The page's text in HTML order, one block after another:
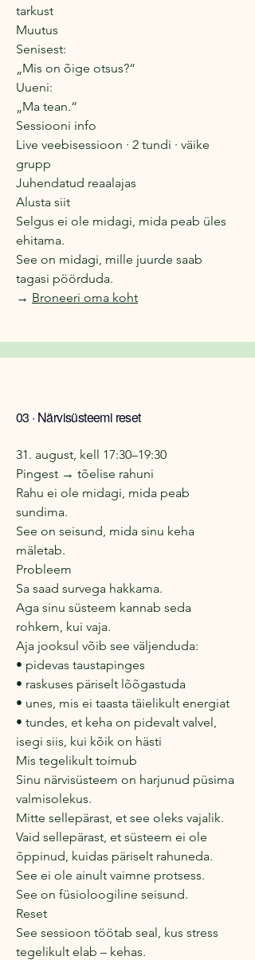
tarkust
Muutus
Senisest:
„Mis on õige otsus?“
Uueni:
„Ma tean.“
Sessiooni info
Live veebisessioon · 2 tundi · väike
grupp
Juhendatud reaalajas
Alusta siit
Selgus ei ole midagi, mida peab üles
ehitama.
See on midagi, mille juurde saab
tagasi pöörduda.
→ Broneeri oma koht
03 · Närvisüsteemi reset
31. august, kell 17:30–19:30
Pingest → tõelise rahuni
Rahu ei ole midagi, mida peab
sundima.
See on seisund, mida sinu keha
mäletab.
Probleem
Sa saad survega hakkama.
Aga sinu süsteem kannab seda
rohkem, kui vaja.
Aja jooksul võib see väljenduda:
• pidevas taustapinges
• raskuses päriselt lõõgastuda
• unes, mis ei taasta täielikult energiat
• tundes, et keha on pidevalt valvel,
isegi siis, kui kõik on hästi
Mis tegelikult toimub
Sinu närvisüsteem on harjunud püsima
valmisolekus.
Mitte sellepärast, et see oleks vajalik.
Vaid sellepärast, et süsteem ei ole
õppinud, kuidas päriselt rahuneda.
See ei ole ainult vaimne protsess.
See on füsioloogiline seisund.
Reset
See sessioon töötab seal, kus stress
tegelikult elab – kehas.